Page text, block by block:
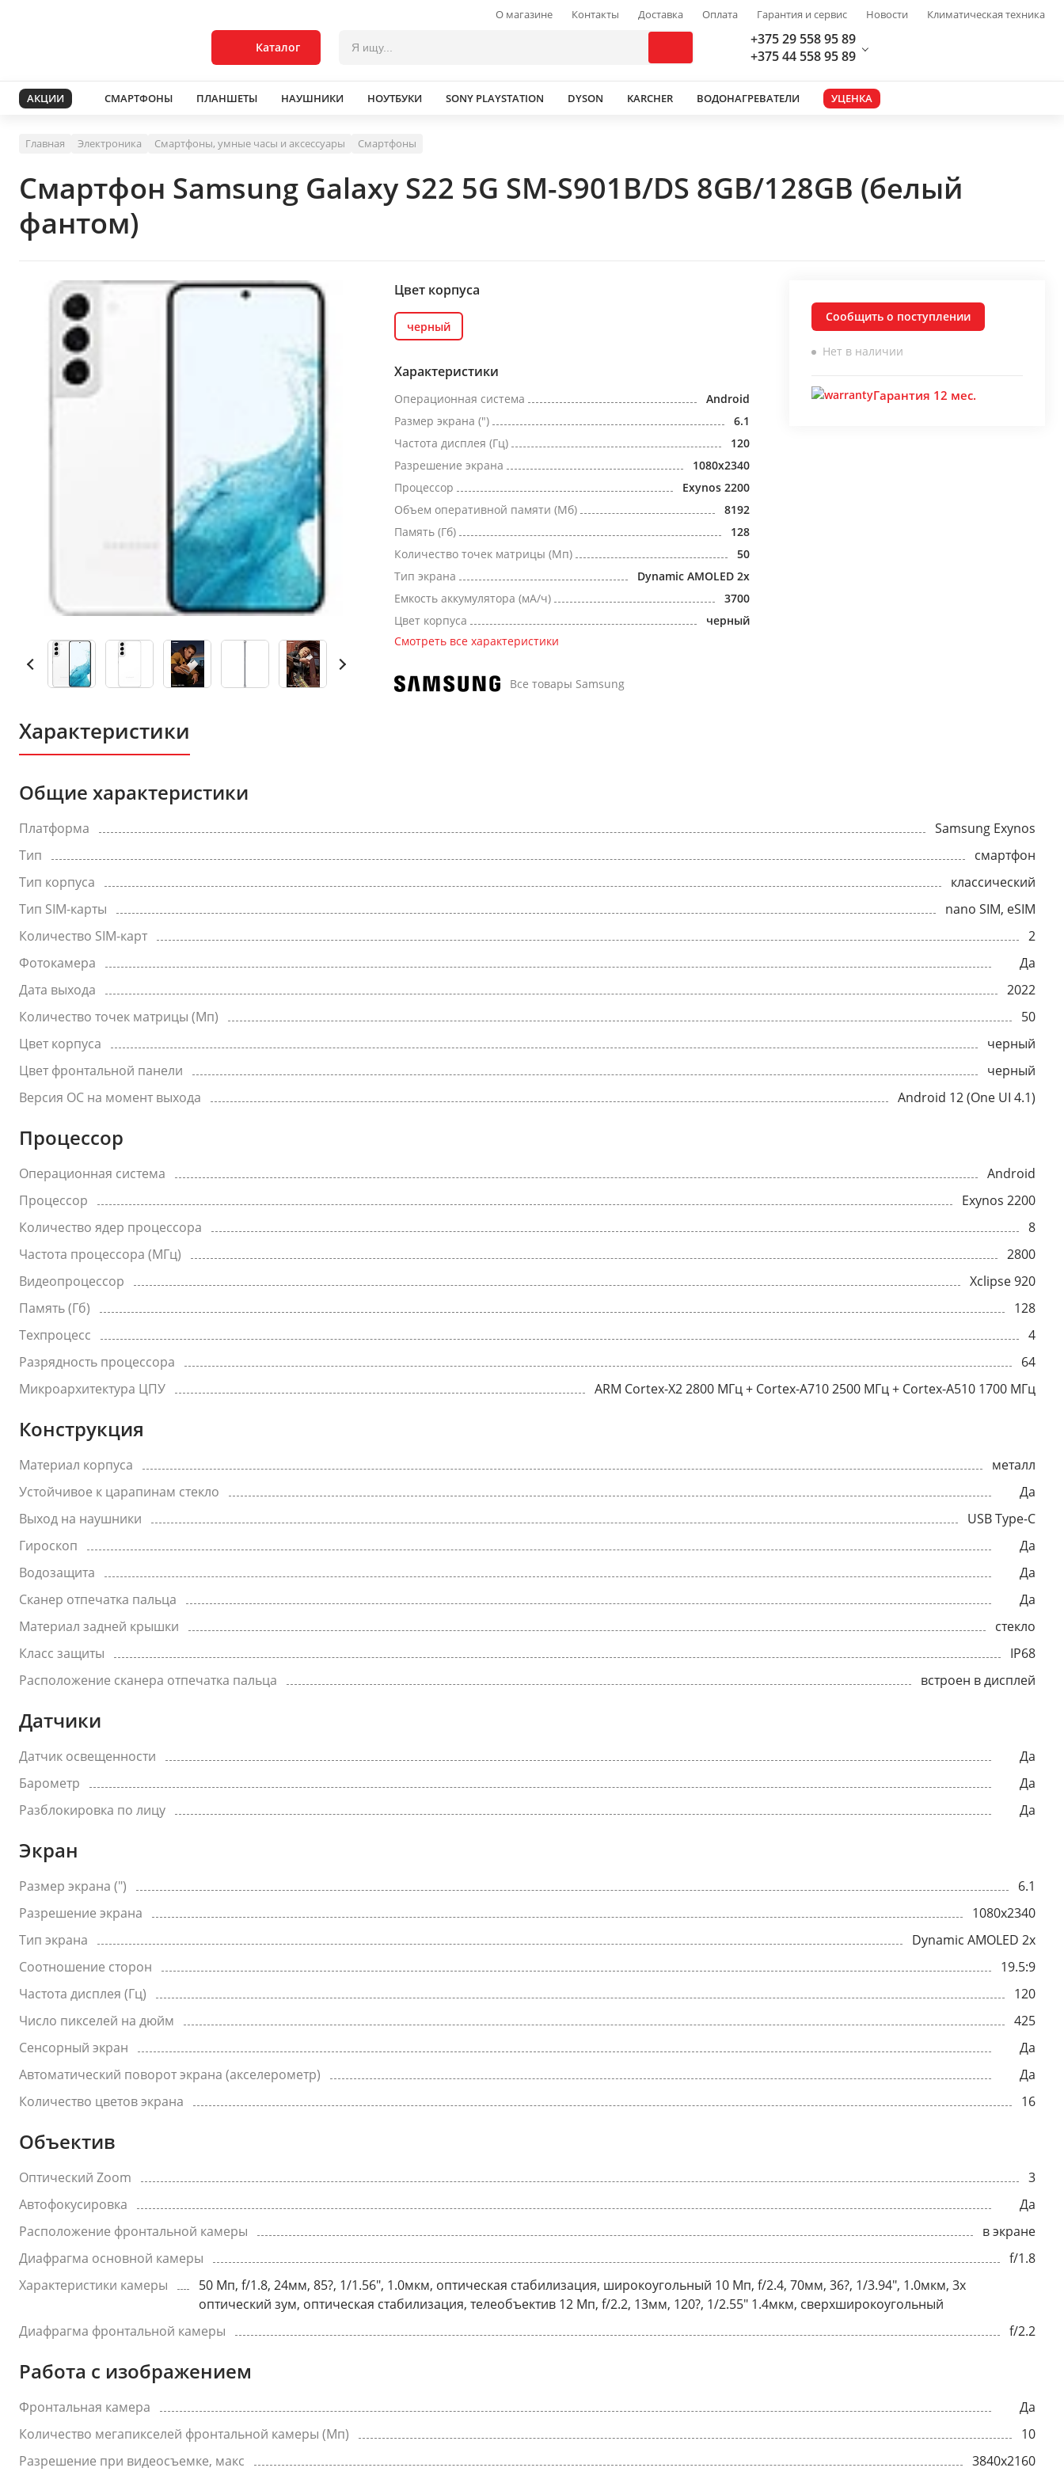
О магазине Контакты Доставка Оплата Гарантия и сервис Новости Климатическая техника
Каталог
+375 29 558 95 89
+375 44 558 95 89
АКЦИИ СМАРТФОНЫ ПЛАНШЕТЫ НАУШНИКИ НОУТБУКИ SONY PLAYSTATION DYSON KARCHER ВОДОНАГРЕВАТЕЛИ УЦЕНКА
Главная Электроника Смартфоны, умные часы и аксессуары Смартфоны
Смартфон Samsung Galaxy S22 5G SM-S901B/DS 8GB/128GB (белый
фантом)
Цвет корпуса
черный
Характеристики
Операционная система
Android
Размер экрана (")
6.1
Частота дисплея (Гц)
120
Разрешение экрана
1080x2340
Процессор
Exynos 2200
Объем оперативной памяти (Мб)
8192
Память (Гб)
128
Количество точек матрицы (Мп)
50
Тип экрана
Dynamic AMOLED 2x
Емкость аккумулятора (мА/ч)
3700
Цвет корпуса
черный
Смотреть все характеристики
Все товары Samsung
Сообщить о поступлении
Нет в наличии
Гарантия 12 мес.
Характеристики
Общие характеристики
Платформа
Samsung Exynos
Тип
смартфон
Тип корпуса
классический
Тип SIM-карты
nano SIM, eSIM
Количество SIM-карт
2
Фотокамера
Да
Дата выхода
2022
Количество точек матрицы (Мп)
50
Цвет корпуса
черный
Цвет фронтальной панели
черный
Версия ОС на момент выхода
Android 12 (One UI 4.1)
Процессор
Операционная система
Android
Процессор
Exynos 2200
Количество ядер процессора
8
Частота процессора (МГц)
2800
Видеопроцессор
Xclipse 920
Память (Гб)
128
Техпроцесс
4
Разрядность процессора
64
Микроархитектура ЦПУ
ARM Cortex-X2 2800 МГц + Cortex-A710 2500 МГц + Cortex-A510 1700 МГц
Конструкция
Материал корпуса
металл
Устойчивое к царапинам стекло
Да
Выход на наушники
USB Type-C
Гироскоп
Да
Водозащита
Да
Сканер отпечатка пальца
Да
Материал задней крышки
стекло
Класс защиты
IP68
Расположение сканера отпечатка пальца
встроен в дисплей
Датчики
Датчик освещенности
Да
Барометр
Да
Разблокировка по лицу
Да
Экран
Размер экрана (")
6.1
Разрешение экрана
1080x2340
Тип экрана
Dynamic AMOLED 2x
Соотношение сторон
19.5:9
Частота дисплея (Гц)
120
Число пикселей на дюйм
425
Сенсорный экран
Да
Автоматический поворот экрана (акселерометр)
Да
Количество цветов экрана
16
Объектив
Оптический Zoom
3
Автофокусировка
Да
Расположение фронтальной камеры
в экране
Диафрагма основной камеры
f/1.8
Характеристики камеры
50 Мп, f/1.8, 24мм, 85?, 1/1.56", 1.0мкм, оптическая стабилизация, широкоугольный 10 Мп, f/2.4, 70мм, 36?, 1/3.94", 1.0мкм, 3x
оптический зум, оптическая стабилизация, телеобъектив 12 Мп, f/2.2, 13мм, 120?, 1/2.55" 1.4мкм, сверхширокоугольный
Диафрагма фронтальной камеры
f/2.2
Работа с изображением
Фронтальная камера
Да
Количество мегапикселей фронтальной камеры (Мп)
10
Разрешение при видеосъемке, макс
3840x2160